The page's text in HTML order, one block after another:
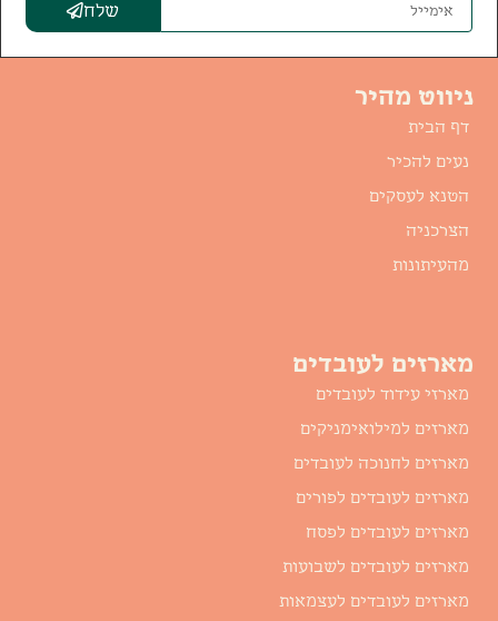
שלח
ניווט מהיר
דף הבית
נעים להכיר
הטנא לעסקים
הצרכניה
מהעיתונות
מארזים לעובדים
מארזי עידוד לעובדים
מארזים למילואימניקים
מארזים לחנוכה לעובדים
מארזים לעובדים לפורים
מארזים לעובדים לפסח
מארזים לעובדים לשבועות
מארזים לעובדים לעצמאות